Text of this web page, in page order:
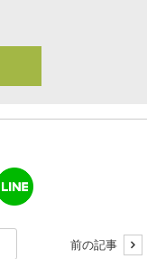
前の記事